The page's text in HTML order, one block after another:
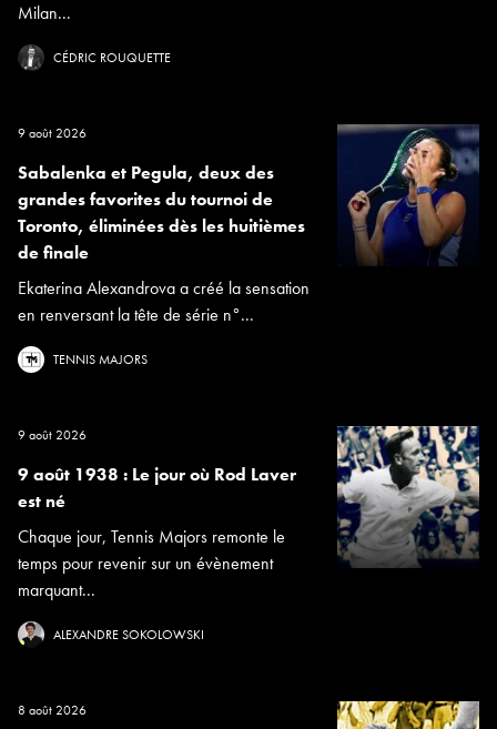
Milan...
CÉDRIC ROUQUETTE
9 août 2026
Sabalenka et Pegula, deux des
grandes favorites du tournoi de
Toronto, éliminées dès les huitièmes
de finale
Ekaterina Alexandrova a créé la sensation
en renversant la tête de série n°...
TENNIS MAJORS
9 août 2026
9 août 1938 : Le jour où Rod Laver
est né
Chaque jour, Tennis Majors remonte le
temps pour revenir sur un évènement
marquant...
ALEXANDRE SOKOLOWSKI
8 août 2026